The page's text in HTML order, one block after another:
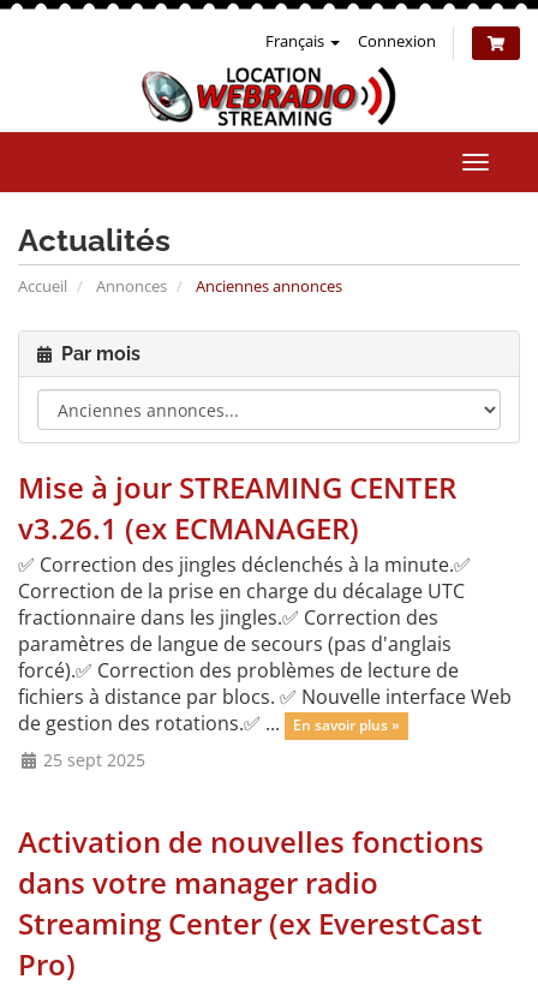
Français Connexion
la
Actualités
Accueil Annonces Anciennes annonces
Par mois
Mise à jour STREAMING CENTER
v3.26.1 (ex ECMANAGER)
✅ Correction des jingles déclenchés à la minute.✅
Correction de la prise en charge du décalage UTC
fractionnaire dans les jingles.✅ Correction des
paramètres de langue de secours (pas d'anglais
forcé).✅ Correction des problèmes de lecture de
fichiers à distance par blocs. ✅ Nouvelle interface Web
de gestion des rotations.✅ ...
En savoir plus »
25 sept 2025
Activation de nouvelles fonctions
dans votre manager radio
Streaming Center (ex EverestCast
Pro)